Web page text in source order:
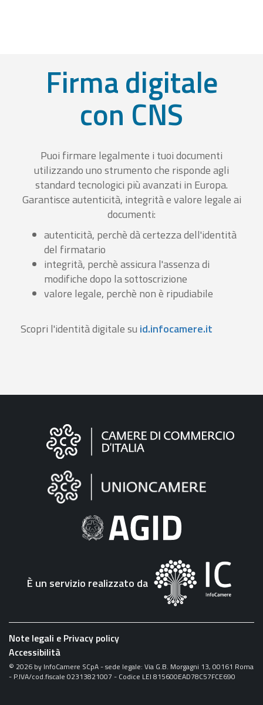
Firma digitale
con CNS
Puoi firmare legalmente i tuoi documenti
utilizzando uno strumento che risponde agli
standard tecnologici più avanzati in Europa.
Garantisce autenticità, integrità e valore legale ai
documenti:
autenticità, perchè dà certezza dell'identità
del firmatario
integrità, perchè assicura l'assenza di
modifiche dopo la sottoscrizione
valore legale, perchè non è ripudiabile
Scopri l'identità digitale su id.infocamere.it
Informazioni
"Fattura
Elettronica"
È un servizio realizzato da
Note legali e Privacy policy
Accessibilità
© 2026 by InfoCamere SCpA - sede legale: Via G.B. Morgagni 13, 00161 Roma
- P.IVA/cod.fiscale 02313821007 - Codice LEI 815600EAD78C57FCE690